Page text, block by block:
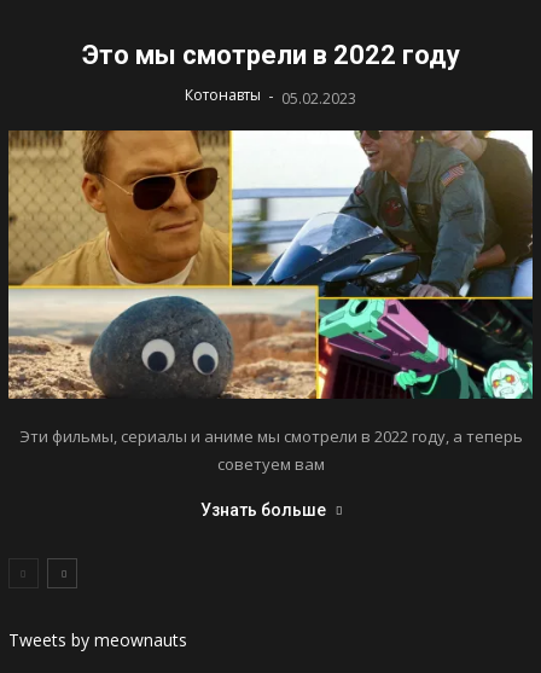
Это мы смотрели в 2022 году
Котонавты - 05.02.2023
Эти фильмы, сериалы и аниме мы смотрели в 2022 году, а теперь
советуем вам
Узнать больше
Tweets by meownauts